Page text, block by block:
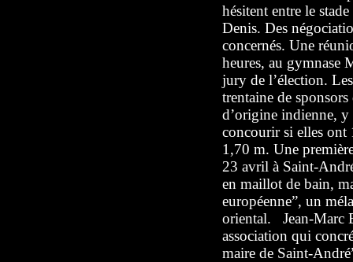
hésitent entre le
Denis. Des
concernés. Une
heures, au gymnase
jury de l’élection.
trentaine de
d’origine indienne, y
concourir si elles ont
1,70 m. Une
23 avril à Saint-
en maillot de bain,
européenne”, un
oriental. Jean-Marc
association qui
maire de Saint-